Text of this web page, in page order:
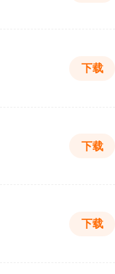
下载
下载
下载